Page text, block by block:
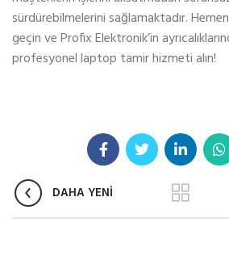
sürdürebilmelerini sağlamaktadır.
geçin ve Profix Elektronik’in
profesyonel laptop tamir hizmeti alın!
DAHA YENİ